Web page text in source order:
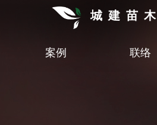
案例 联络
城建苗木